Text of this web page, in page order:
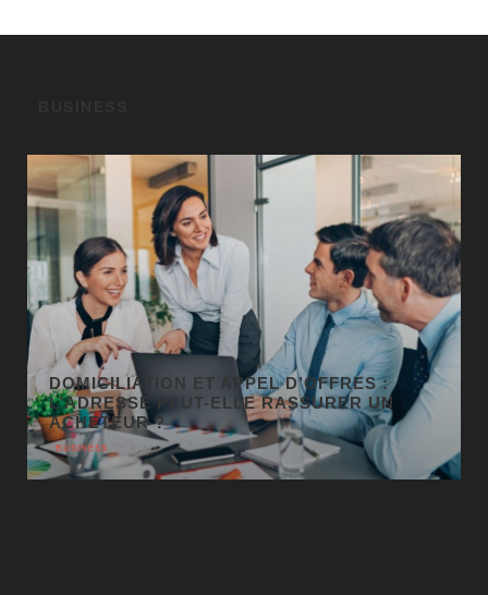
GÉO SEO : UN LEVIER
INCONTOURNABLE POUR LA VISIBILITÉ
LOCALE
BUSINESS